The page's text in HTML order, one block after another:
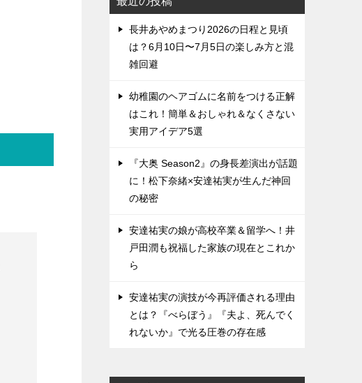
長井あやめまつり2026の日程と見頃
は？6月10日〜7月5日の楽しみ方と混
雑回避
幼稚園のヘアゴムに名前をつける正解
はこれ！簡単＆おしゃれ＆なくさない
実用アイデア5選
『大奥 Season2』の身長差演出が話題
に！松下奈緒×安達祐実が生んだ神回
の秘密
安達祐実の娘が高校卒業＆留学へ！井
戸田潤も祝福した家族の現在とこれか
ら
安達祐実の演技が今再評価される理由
とは？『べらぼう』『夫よ、死んでく
れないか』で光る圧巻の存在感